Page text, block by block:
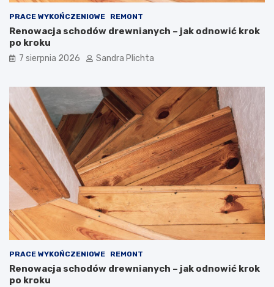
a
k
s
w
o
z
ć
w
n
r
z
d
u
s
ą
o
n
–
l
a
z
g
o
w
t
o
m
i
e
?
PRACE WYKOŃCZENIOWE REMONT
Renowacja schodów drewnianych – jak odnowić krok
po kroku
7 sierpnia 2026 Sandra Plichta
PRACE WYKOŃCZENIOWE REMONT
Renowacja schodów drewnianych – jak odnowić krok
po kroku